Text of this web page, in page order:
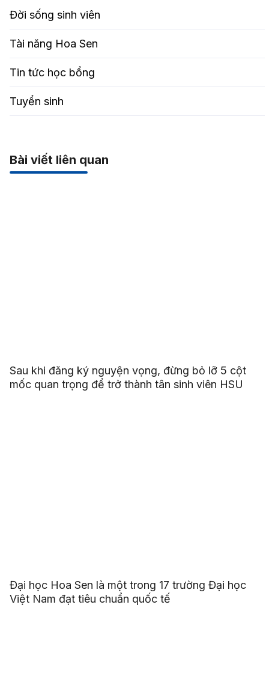
Đời sống sinh viên
Tài năng Hoa Sen
Tin tức học bổng
Tuyển sinh
Bài viết liên quan
Sau khi đăng ký nguyện vọng, đừng bỏ lỡ 5 cột
mốc quan trọng để trở thành tân sinh viên HSU
Đại học Hoa Sen là một trong 17 trường Đại học
Việt Nam đạt tiêu chuẩn quốc tế